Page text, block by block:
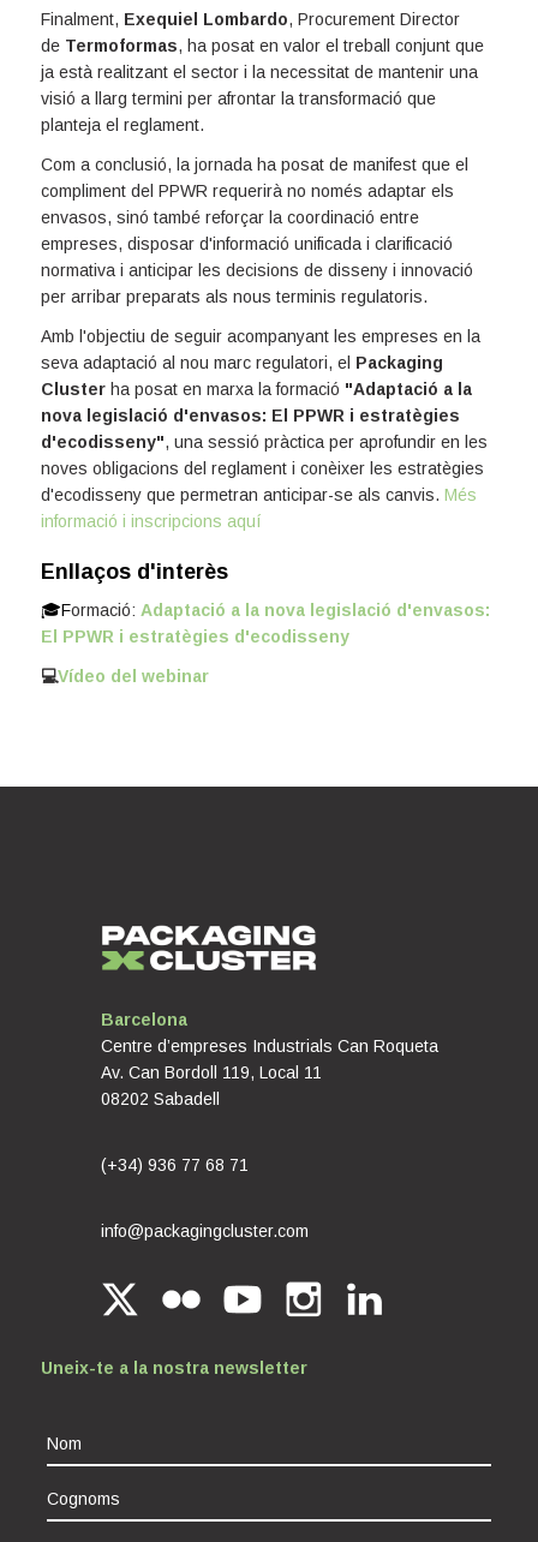
Finalment, Exequiel Lombardo, Procurement Director
de Termoformas, ha posat en valor el treball conjunt que
ja està realitzant el sector i la necessitat de mantenir una
visió a llarg termini per afrontar la transformació que
planteja el reglament.
Com a conclusió, la jornada ha posat de manifest que el
compliment del PPWR requerirà no només adaptar els
envasos, sinó també reforçar la coordinació entre
empreses, disposar d'informació unificada i clarificació
normativa i anticipar les decisions de disseny i innovació
per arribar preparats als nous terminis regulatoris.
Amb l'objectiu de seguir acompanyant les empreses en la
seva adaptació al nou marc regulatori, el Packaging
Cluster ha posat en marxa la formació "Adaptació a la
nova legislació d'envasos: El PPWR i estratègies
d'ecodisseny", una sessió pràctica per aprofundir en les
noves obligacions del reglament i conèixer les estratègies
d'ecodisseny que permetran anticipar-se als canvis.Més
informació i inscripcions aquí
Enllaços d'interès
🎓Formació: Adaptació a la nova legislació d'envasos:
El PPWR i estratègies d'ecodisseny
💻Vídeo del webinar
Barcelona
Centre d’empreses Industrials Can Roqueta
Av. Can Bordoll 119, Local 11
08202 Sabadell
(+34) 936 77 68 71
info@packagingcluster.com
Uneix-te a la nostra newsletter